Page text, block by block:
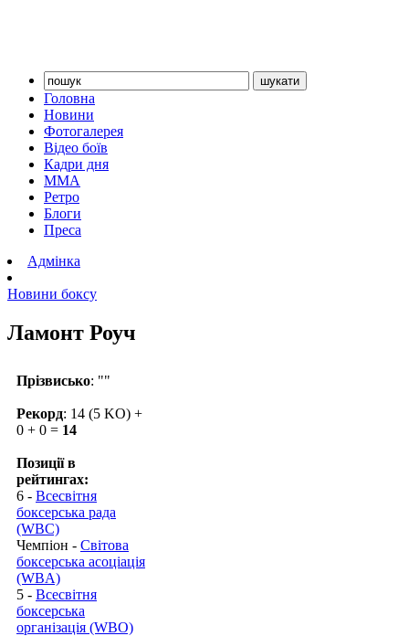
Головна
Новини
Фотогалерея
Відео боїв
Кадри дня
ММА
Ретро
Блоги
Преса
Адмінка
Новини боксу
Ламонт Роуч
Прізвисько: ""
Рекорд: 14 (5 KO) +
0 + 0 = 14
Позиції в
рейтингах:
6 - Всесвітня
боксерська рада
(WBC)
Чемпіон - Світова
боксерська асоціація
(WBA)
5 - Всесвітня
боксерська
організація (WBO)